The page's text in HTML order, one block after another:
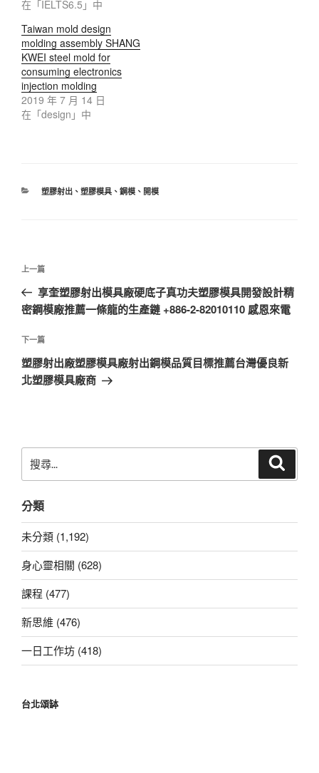
在「IELTS6.5」中
Taiwan mold design
molding assembly SHANG
KWEI steel mold for
consuming electronics
injection molding
2019 年 7 月 14 日
在「design」中
分
塑膠射出、 塑膠模具、 鋼模、 開模
文
導
覽
上
一
篇
章
上一篇
享奎塑膠射出模具廠硬底子真功夫塑膠模具開發設計精
密鋼模廠推薦一條龍的生產鏈 +886-2-82010110 感恩來電
下
一
篇
下一篇
塑膠射出廠塑膠模具廠射出鋼模品質目標推薦台灣優良新
北塑膠模具廠商
尋
鍵
字:
分類
未分類 (1,192)
身心靈相關 (628)
課程 (477)
新思維 (476)
一日工作坊 (418)
台北頌缽